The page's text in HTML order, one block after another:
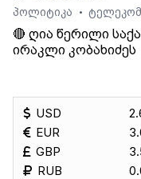
პოლიტიკა
•
🔴 ღია წერილი
ირაკლი კობახიძეს
USD
EUR
GBP
RUB